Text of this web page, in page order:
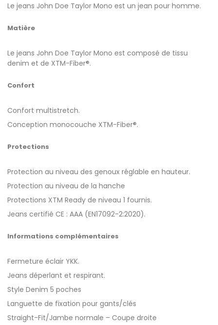
Le jeans John Doe Taylor Mono est un jean pour homme.
Matière
Le jeans John Doe Taylor Mono est composé de tissu
denim et de XTM-Fiber®.
Confort
Confort multistretch.
Conception monocouche XTM-Fiber®.
Protections
Protection au niveau des genoux réglable en hauteur.
Protection au niveau de la hanche
Protections XTM Ready de niveau 1 fournis.
Jeans certifié CE : AAA (EN17092-2:2020).
Informations complémentaires
Fermeture éclair YKK.
Jeans déperlant et respirant.
Style Denim 5 poches
Languette de fixation pour gants/clés
Straight-Fit/Jambe normale – Coupe droite